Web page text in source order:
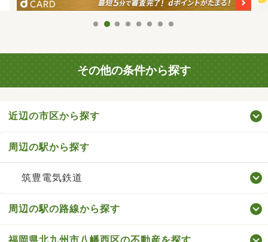
その他の条件から探す
近辺の市区から探す
周辺の駅から探す
筑豊電気鉄道
周辺の駅の路線から探す
福岡県北九州市八幡西区の不動産を探す